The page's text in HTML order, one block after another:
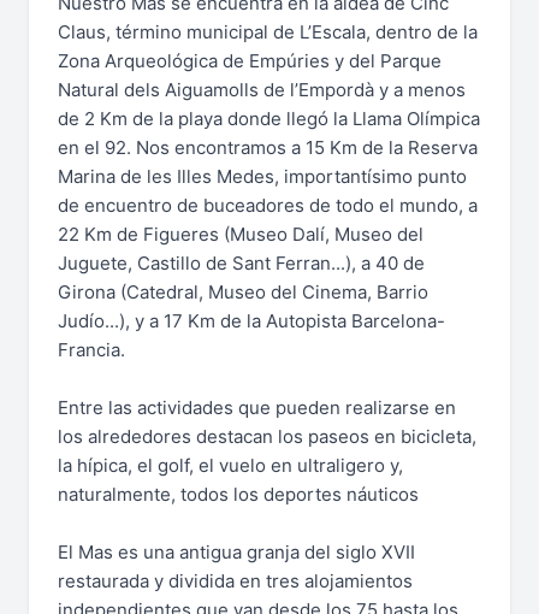
Claus, término municipal de L’Escala, dentro de la
Zona Arqueológica de Empúries y del Parque
Natural dels Aiguamolls de l’Empordà y a menos
de 2 Km de la playa donde llegó la Llama Olímpica
en el 92. Nos encontramos a 15 Km de la Reserva
Marina de les Illes Medes, importantísimo punto
de encuentro de buceadores de todo el mundo, a
22 Km de Figueres (Museo Dalí, Museo del
Juguete, Castillo de Sant Ferran...), a 40 de
Girona (Catedral, Museo del Cinema, Barrio
Judío...), y a 17 Km de la Autopista Barcelona-
Francia.
Entre las actividades que pueden realizarse en
los alrededores destacan los paseos en bicicleta,
la hípica, el golf, el vuelo en ultraligero y,
naturalmente, todos los deportes náuticos
El Mas es una antigua granja del siglo XVII
restaurada y dividida en tres alojamientos